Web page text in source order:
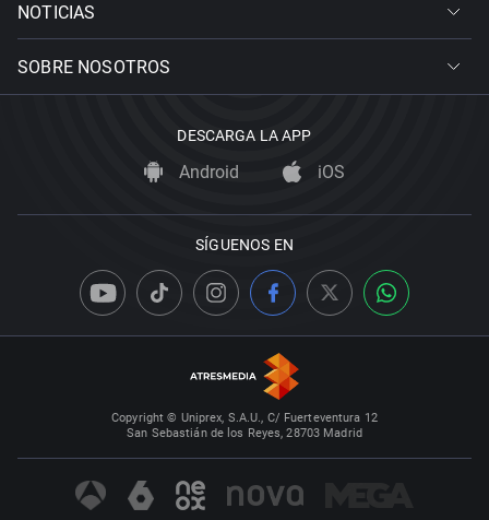
NOTICIAS
SOBRE NOSOTROS
DESCARGA LA APP
Android iOS
SÍGUENOS EN
Copyright © Uniprex, S.A.U., C/ Fuerteventura 12
San Sebastián de los Reyes, 28703 Madrid